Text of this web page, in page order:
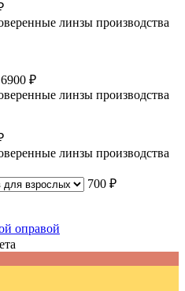
линзы производства
6900 ₽
линзы производства
линзы производства
700 ₽
оправой